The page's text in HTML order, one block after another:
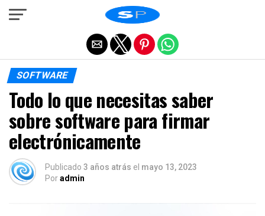
SOFTWARE
Todo lo que necesitas saber
sobre software para firmar
electrónicamente
Publicado 3 años atrás el mayo 13, 2023
Poradmin
Salir de la versión móvil